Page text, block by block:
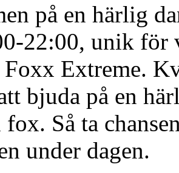
på en härlig
22:00, unik för
Extreme.
bjuda på en
Så ta
under dagen.